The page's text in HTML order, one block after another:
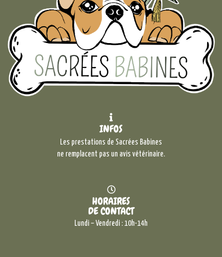
INFOS
Les prestations de Sacrées Babines
ne remplacent pas un avis vétérinaire.
HORAIRES
DE CONTACT
Lundi – Vendredi : 10h-14h